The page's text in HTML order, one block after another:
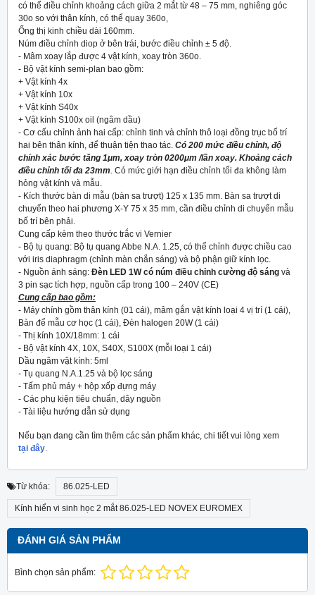
có thể điều chỉnh khoảng cách giữa 2 mắt từ 48 – 75 mm, nghiêng góc
30o so với thân kính, có thể quay 360o,
Ống thị kinh chiều dài 160mm.
Núm điều chỉnh diop ở bên trái, bước điều chỉnh ± 5 độ.
- Mâm xoay lắp được 4 vật kính, xoay tròn 360o.
- Bộ vật kính semi-plan bao gồm:
+ Vật kính 4x
+ Vật kính 10x
+ Vật kính S40x
+ Vật kính S100x oil (ngâm dầu)
- Cơ cấu chỉnh ảnh hai cấp: chỉnh tinh và chỉnh thô loại đồng trục bố trí
hai bên thân kính, để thuận tiện thao tác. Có 200 mức điều chỉnh, độ
chính xác bước tăng 1μm, xoay tròn 0200μm /lần xoay. Khoảng cách
điều chỉnh tối đa 23mm. Có mức giới hạn điều chỉnh tối đa không làm
hỏng vật kính và mẫu.
- Kích thước bàn di mẫu (bàn sa trượt) 125 x 135 mm. Bàn sa trượt di
chuyển theo hai phương X-Y 75 x 35 mm, cần điều chỉnh di chuyển mẫu
bố trí bên phải.
Cung cấp kèm theo thước trắc vi Vernier
- Bộ tụ quang: Bộ tụ quang Abbe N.A. 1.25, có thể chỉnh được chiều cao
với iris diaphragm (chỉnh màn chắn sáng) và bộ phận giữ kính lọc.
- Nguồn ánh sáng: Đèn LED 1W có núm điều chỉnh cường độ sáng và
3 pin sạc tích hợp, nguồn cấp trong 100 – 240V (CE)
Cung cấp bao gồm:
- Máy chính gồm thân kính (01 cái), mâm gắn vật kính loại 4 vị trí (1 cái),
Bàn để mẫu cơ học (1 cái), Đèn halogen 20W (1 cái)
- Thị kính 10X/18mm: 1 cái
- Bộ vật kính 4X, 10X, S40X, S100X (mỗi loại 1 cái)
Dầu ngâm vật kính: 5ml
- Tụ quang N.A.1.25 và bộ lọc sáng
- Tấm phủ máy + hộp xốp đựng máy
- Các phụ kiện tiêu chuẩn, dây nguồn
- Tài liệu hướng dẫn sử dụng
Nếu bạn đang cần tìm thêm các sản phẩm khác, chi tiết vui lòng xem
tại đây.
Từ khóa: 86.025-LED
Kính hiển vi sinh học 2 mắt 86.025-LED NOVEX EUROMEX
ĐÁNH GIÁ SẢN PHẨM
Bình chọn sản phẩm: